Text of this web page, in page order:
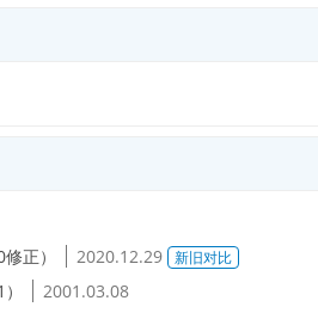
正） 2020.12.29 新旧对比
2001.03.08